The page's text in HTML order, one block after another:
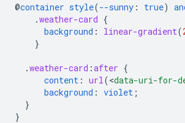
@container style(--sunny : true)
.weather-card {
background : linear-gradient(
}
.weather-card :after {
content : url (<data-uri-for-
background : violet ;
}
}